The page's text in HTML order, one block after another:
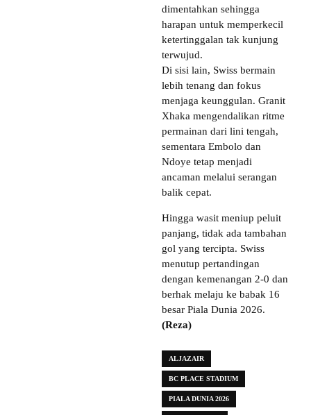
dimentahkan sehingga
harapan untuk memperkecil
ketertinggalan tak kunjung
terwujud.
Di sisi lain, Swiss bermain
lebih tenang dan fokus
menjaga keunggulan. Granit
Xhaka mengendalikan ritme
permainan dari lini tengah,
sementara Embolo dan
Ndoye tetap menjadi
ancaman melalui serangan
balik cepat.
Hingga wasit meniup peluit
panjang, tidak ada tambahan
gol yang tercipta. Swiss
menutup pertandingan
dengan kemenangan 2-0 dan
berhak melaju ke babak 16
besar Piala Dunia 2026.
(Reza)
ALJAZAIR
BC PLACE STADIUM
PIALA DUNIA 2026